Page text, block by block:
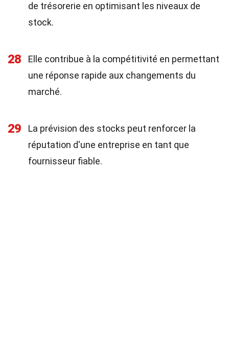
de trésorerie en optimisant les niveaux de
stock.
28
Elle contribue à la compétitivité en permettant
une réponse rapide aux changements du
marché.
29
La prévision des stocks peut renforcer la
réputation d'une entreprise en tant que
fournisseur fiable.